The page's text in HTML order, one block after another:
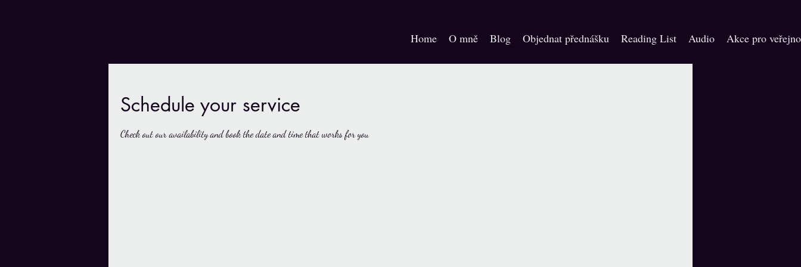
Home O mně Blog Objednat přednášku Reading List Audio Akce pro
Schedule your service
Check out our availability and book the date and time that works for you